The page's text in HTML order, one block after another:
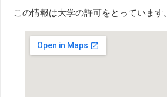
この情報は大学の許可をとっています。